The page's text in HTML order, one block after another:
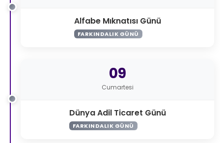
Alfabe Mıknatısı Günü
FARKINDALIK GÜNÜ
09
Cumartesi
Dünya Adil Ticaret Günü
FARKINDALIK GÜNÜ